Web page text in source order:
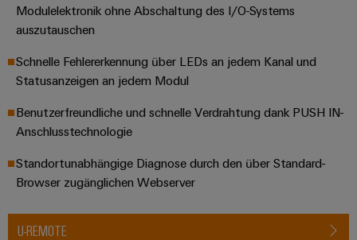
Modulelektronik ohne Abschaltung des I/O-Systems
auszutauschen
Schnelle Fehlererkennung über LEDs an jedem Kanal und
Statusanzeigen an jedem Modul
Benutzerfreundliche und schnelle Verdrahtung dank PUSH IN-
Anschlusstechnologie
Standortunabhängige Diagnose durch den über Standard-
Browser zugänglichen Webserver
U-REMOTE